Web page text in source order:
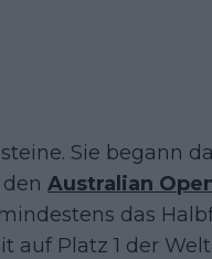
Sie begann
Australian
das
auf Platz 1 der